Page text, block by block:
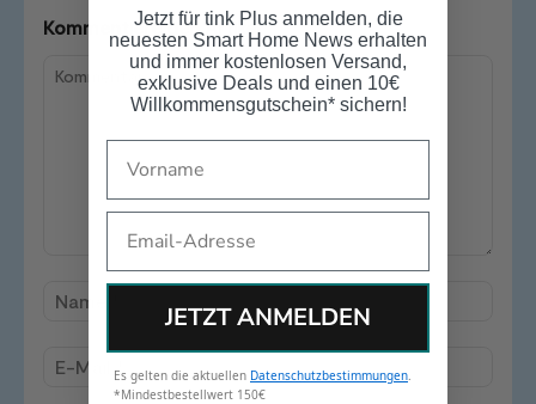
Kommentiere den Artikel
Kommentar:
Jetzt für tink Plus anmelden, die
neuesten Smart Home News erhalten
und immer kostenlosen Versand,
exklusive Deals und einen 10€
Willkommensgutschein* sichern!
JETZT ANMELDEN
Es gelten die aktuellen Datenschutzbestimmungen
*Mindestbestellwert 150€